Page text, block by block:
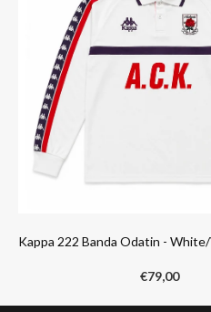
Kappa 222 Banda Odatin -
€79,00